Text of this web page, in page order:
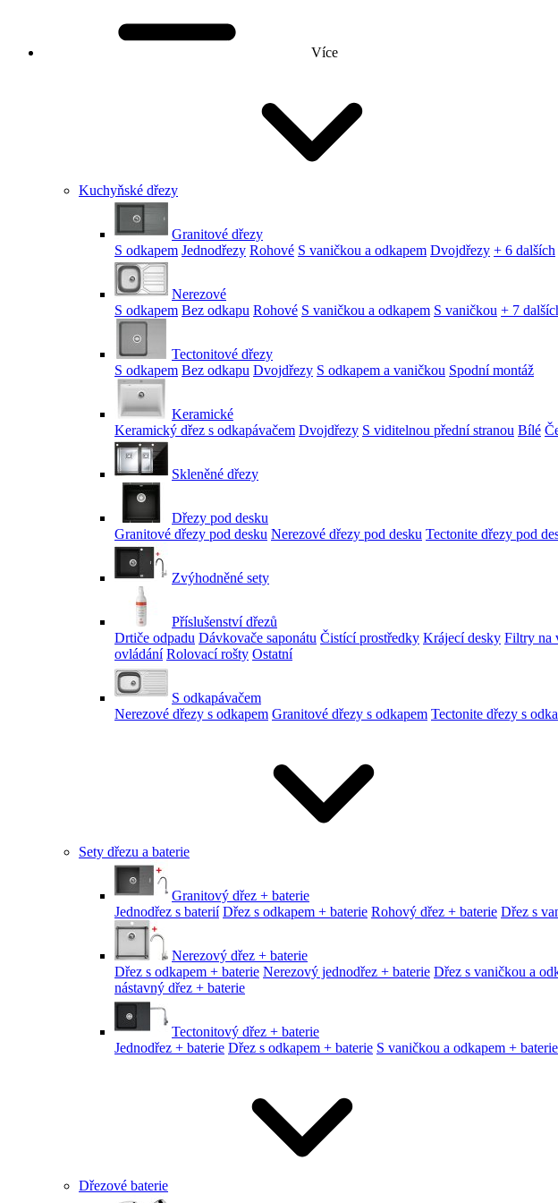
Více
Kuchyňské dřezy
Granitové dřezy
S odkapem Jednodřezy Rohové S vaničkou a odkapem Dvojdřezy + 6 dalších
Nerezové
S odkapem Bez odkapu Rohové S vaničkou a odkapem S vaničkou + 7
Tectonitové dřezy
S odkapem Bez odkapu Dvojdřezy S odkapem a vaničkou Spodní montáž
Keramické
Keramický dřez s odkapávačem Dvojdřezy S viditelnou přední stranou Bílé
Skleněné dřezy
Dřezy pod desku
Granitové dřezy pod desku Nerezové dřezy pod desku Tectonite dřezy pod
Zvýhodněné sety
Příslušenství dřezů
Drtiče odpadu Dávkovače saponátu Čistící prostředky Krájecí desky Filtry na
ovládání Rolovací rošty Ostatní
S odkapávačem
Nerezové dřezy s odkapem Granitové dřezy s odkapem Tectonite dřezy s
Sety dřezu a baterie
Granitový dřez + baterie
Jednodřez s baterií Dřez s odkapem + baterie Rohový dřez + baterie Dřez s
Nerezový dřez + baterie
Dřez s odkapem + baterie Nerezový jednodřez + baterie Dřez s vaničkou a
nástavný dřez + baterie
Tectonitový dřez + baterie
Jednodřez + baterie Dřez s odkapem + baterie S vaničkou a odkapem + baterie
Dřezové baterie